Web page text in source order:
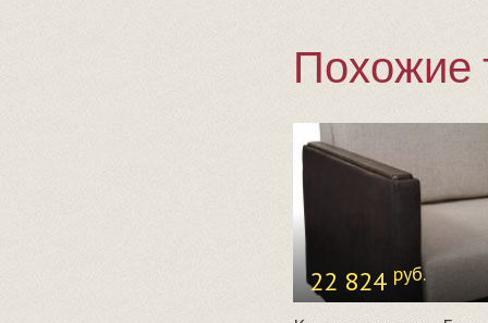
Похожие
22 824 руб.